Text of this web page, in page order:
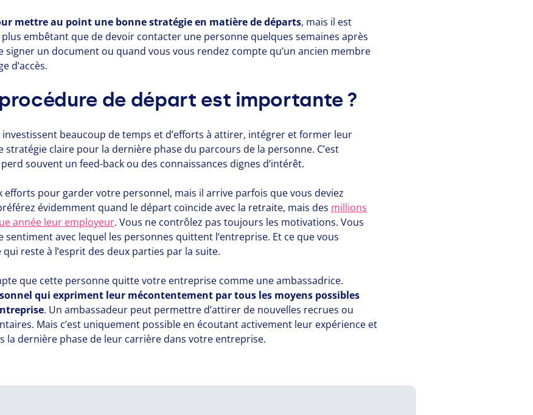
mettre au point une bonne stratégie en matière de départs, mais il est
embêtant que de devoir contacter une personne quelques semaines après
signer un document ou quand vous vous rendez compte qu’un ancien membre
d’accès.
de départ est importante ?
beaucoup de temps et d’efforts à attirer, intégrer et former leur
stratégie claire pour la dernière phase du parcours de la personne. C’est
souvent un feed-back ou des connaissances dignes d’intérêt.
efforts pour garder votre personnel, mais il arrive parfois que vous deviez
évidemment quand le départ coïncide avec la retraite, mais des millions
année leur employeur. Vous ne contrôlez pas toujours les motivations. Vous
avec lequel les personnes quittent l’entreprise. Et ce que vous
qui reste à l’esprit des deux parties par la suite.
que cette personne quitte votre entreprise comme une ambassadrice.
qui expriment leur mécontentement par tous les moyens possibles
. Un ambassadeur peut permettre d’attirer de nouvelles recrues ou
Mais c’est uniquement possible en écoutant activement leur expérience et
la dernière phase de leur carrière dans votre entreprise.